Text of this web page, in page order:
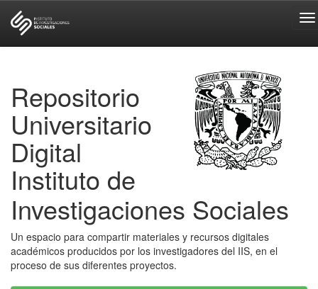
Repositorio
Universitario
Digital
Instituto de
Investigaciones Sociales
Un espacio para compartir materiales y recursos digitales
académicos producidos por los investigadores del IIS, en el
proceso de sus diferentes proyectos.